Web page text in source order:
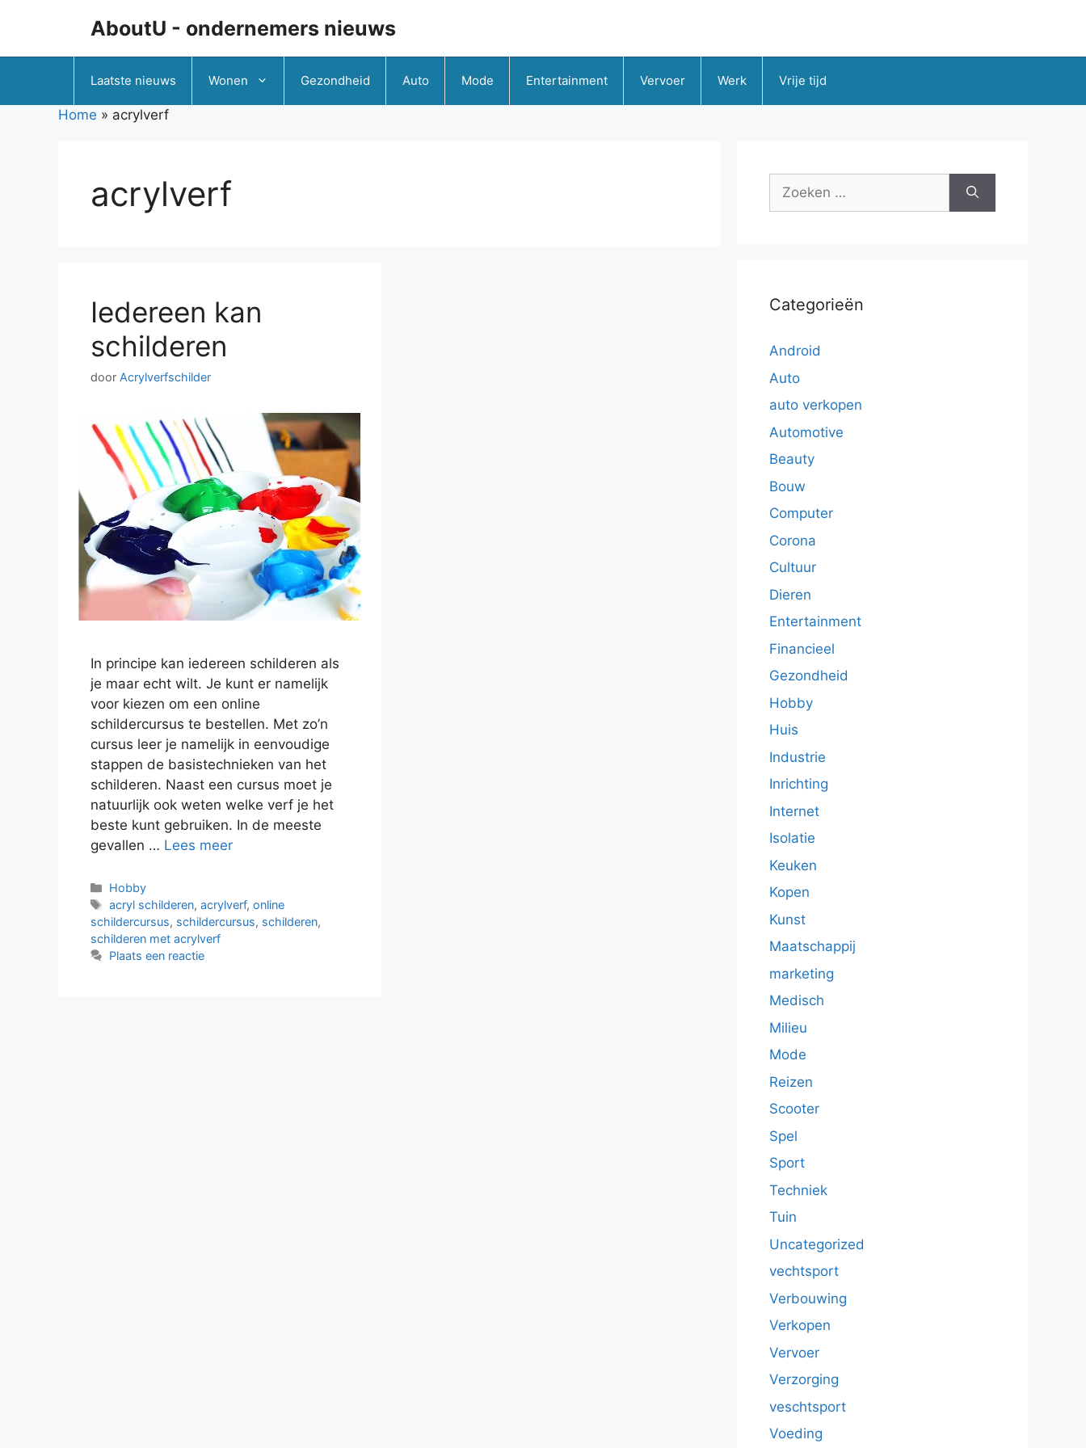
AboutU - ondernemers nieuws
Laatste nieuws Wonen Gezondheid Auto Mode Entertainment Vervoer Werk Vrije tijd
Home » acrylverf
acrylverf
Iedereen kan
schilderen
door Acrylverfschilder
In principe kan iedereen schilderen als
je maar echt wilt. Je kunt er namelijk
voor kiezen om een online
schildercursus te bestellen. Met zo’n
cursus leer je namelijk in eenvoudige
stappen de basistechnieken van het
schilderen. Naast een cursus moet je
natuurlijk ook weten welke verf je het
beste kunt gebruiken. In de meeste
gevallen … Lees meer
Categorieën
Hobby
Tags
acryl schilderen,acrylverf,online
schildercursus, schildercursus, schilderen,
schilderen met acrylverf
Plaats een reactie
Zoek
Categorieën
Android
Auto
auto verkopen
Automotive
Beauty
Bouw
Computer
Corona
Cultuur
Dieren
Entertainment
Financieel
Gezondheid
Hobby
Huis
Industrie
Inrichting
Internet
Isolatie
Keuken
Kopen
Kunst
Maatschappij
marketing
Medisch
Milieu
Mode
Reizen
Scooter
Spel
Sport
Techniek
Tuin
Uncategorized
vechtsport
Verbouwing
Verkopen
Vervoer
Verzorging
veschtsport
Voeding